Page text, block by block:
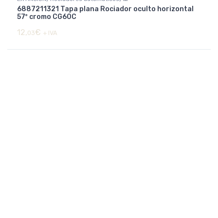
Rociadores básicos y decorativos
6887211321 Tapa plana Rociador oculto horizontal
57º cromo CG60C
12,03€ + IVA